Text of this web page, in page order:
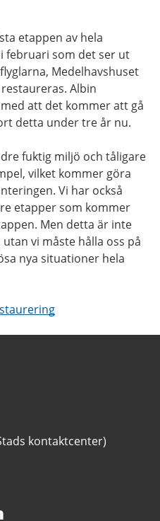
etappen av hela
februari som det ser ut
Medelhavshuset
Albin
att det kommer att gå
detta under tre år nu.
fuktig miljö och tåligare
vilket kommer göra
Vi har också
etapper som kommer
Men detta är inte
vi måste hålla oss på
nya situationer hela
kontaktcenter)